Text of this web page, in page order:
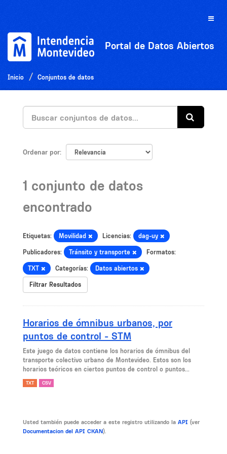
Toggle
Portal de Datos Abiertos
Inicio Conjuntos de datos
Ordenar por
1 conjunto de datos
encontrado
Etiquetas: Movilidad Licencias: dag-uy
Publicadores: Tránsito y transporte Formatos:
TXT Categorías: Datos abiertos
Filtrar Resultados
Horarios de ómnibus urbanos, por
puntos de control - STM
Este juego de datos contiene los horarios de ómnibus del
transporte colectivo urbano de Montevideo. Estos son los
horarios teóricos en ciertos puntos de control o puntos...
TXT CSV
Usted también puede acceder a este registro utilizando la API (ver
Documentacion del API CKAN).